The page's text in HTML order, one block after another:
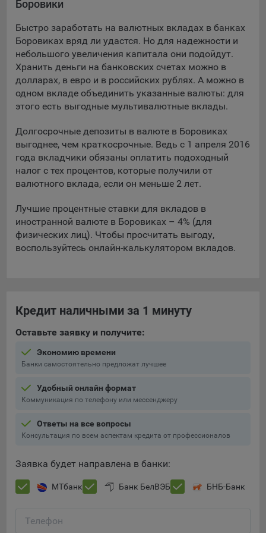
Подобные функции улучшают условия работы
9.3. Файлы cookie предпочтений, например, для настройки
контента. Данные файлы cookie собирают информацию о
выборе пользователя на сайте и его предпочтениях и
позволяют Обществу «запомнить» информацию о
выбранном пользователем городе и других местных
настройках для того, чтобы соответствующим образом
9.4. Аналитические файлы cookie, например
Яндекс.Метрика, Google Analytics. Данные файлы cookie
собирают информацию о том, как пользователь
использовал сайты, и позволяют Обществу вносить в них
улучшения.
Аналитические файлы cookie показывают, какие страницы
сайта Общества посещаются чаще всего, помогают
выявлять трудности, возникающие при использовании
сайта, а также позволяют оценить эффективность
9.5. Файлы cookie, применяемые для определения целевой
аудитории и в рекламных целях, например Яндекс.Метрика,
Технические/Функциональные, хранятся не более года;
Необходимые для функционирования веб-аналитических
платформ «Google Analytics», «Яндекс.Метрика»
передаются третьим лицам, часть из которых хранятся во
время пользования сайтом;
Остальные - не более года.
Отключение аналитических файлов cookie не позволяет
определять предпочтения пользователей сайта, в том числе
меры по совершенствованию работы сайта исходя из
Боровики
Быстро заработать на валютных вкладах в банках
Боровиках вряд ли удастся. Но для надежности и
небольшого увеличения капитала они подойдут.
Хранить деньги на банковских счетах можно в
долларах, в евро и в российских рублях. А можно в
одном вкладе объединить указанные валюты: для
этого есть выгодные мультивалютные вклады.
Долгосрочные депозиты в валюте в Боровиках
выгоднее, чем краткосрочные. Ведь с 1 апреля 2016
года вкладчики обязаны оплатить подоходный
налог с тех процентов, которые получили от
валютного вклада, если он меньше 2 лет.
Лучшие процентные ставки для вкладов в
иностранной валюте в Боровиках – 4% (для
физических лиц). Чтобы просчитать выгоду,
воспользуйтесь онлайн-калькулятором вкладов.
Кредит наличными за 1 минуту
Оставьте заявку и получите:
Экономию времени
Банки самостоятельно предложат лучшее
Удобный онлайн формат
Коммуникация по телефону или мессенджеру
Ответы на все вопросы
Консультация по всем аспектам кредита от профессионалов
Заявка будет направлена в банки:
МТбанк Банк БелВЭБ БНБ-Банк
Телефон